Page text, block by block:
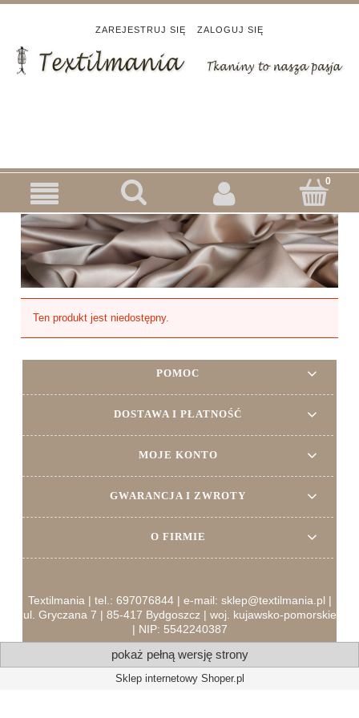
ZAREJESTRUJ SIĘ ZALOGUJ SIĘ
Ten produkt jest niedostępny.
POMOC
DOSTAWA I PŁATNOŚĆ
MOJE KONTO
GWARANCJA I ZWROTY
O FIRMIE
Textilmania | tel.: 697076844 | e-mail: sklep@textilmania.pl |
ul. Gryczana 7 | 85-417 Bydgoszcz | woj. kujawsko-pomorskie
| NIP: 5542240387
pokaż pełną wersję strony
Sklep internetowy Shoper.pl